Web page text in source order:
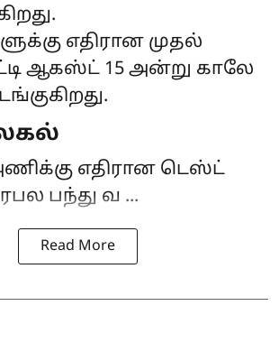
எதிரான முதல்
ஆகஸ்ட் 15 அன்று காலே
எதிரான டெஸ்ட்
பந்து வ ...
Read More